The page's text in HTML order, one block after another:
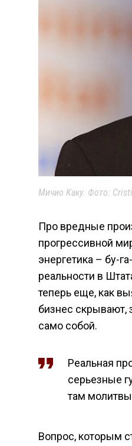
Мичио Каку. Фото:
Про вредные
прогрессивной
энергетика – бу-
реальности в
теперь еще, как
бизнес скрывают,
само собой.
Реальная
серьезные
там молитвы
Вопрос, которым